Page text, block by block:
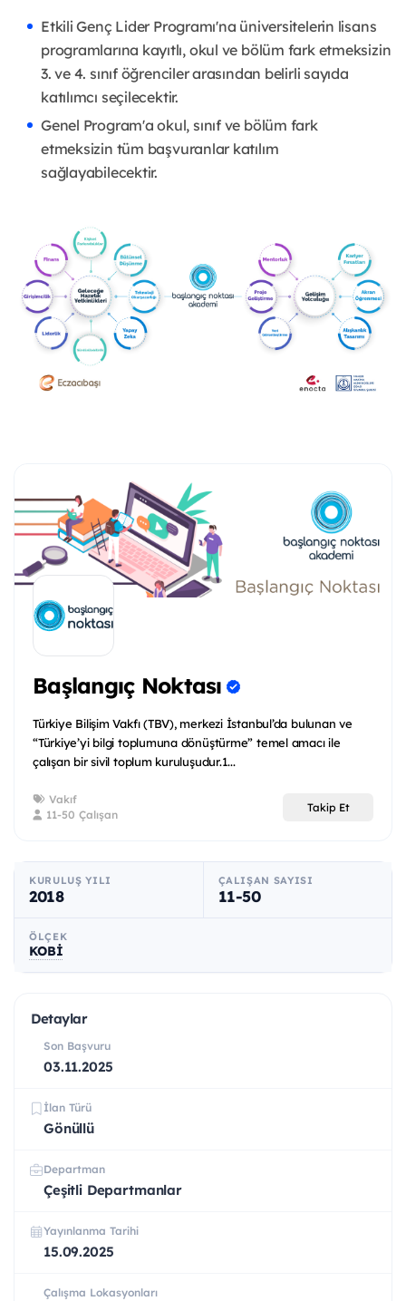
Etkili Genç Lider Programı'na üniversitelerin lisans
programlarına kayıtlı, okul ve bölüm fark etmeksizin
3. ve 4. sınıf öğrenciler arasından belirli sayıda
katılımcı seçilecektir.
Genel Program'a okul, sınıf ve bölüm fark
etmeksizin tüm başvuranlar katılım
sağlayabilecektir.
Başlangıç Noktası
Türkiye Bilişim Vakfı (TBV), merkezi İstanbul’da bulunan ve
“Türkiye’yi bilgi toplumuna dönüştürme” temel amacı ile
çalışan bir sivil toplum kuruluşudur.1...
Vakıf
11-50 Çalışan
Takip Et
KURULUŞ YILI
2018
ÇALIŞAN SAYISI
11-50
ÖLÇEK
KOBİ
Detaylar
Son Başvuru
03.11.2025
İlan Türü
Gönüllü
Departman
Çeşitli Departmanlar
Yayınlanma Tarihi
15.09.2025
Çalışma Lokasyonları